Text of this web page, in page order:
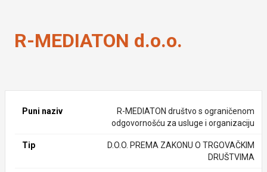
R-MEDIATON d.o.o.
Puni naziv
R-MEDIATON društvo s ograničenom
odgovornošću za usluge i organizaciju
Tip
D.O.O. PREMA ZAKONU O TRGOVAČKIM
DRUŠTVIMA